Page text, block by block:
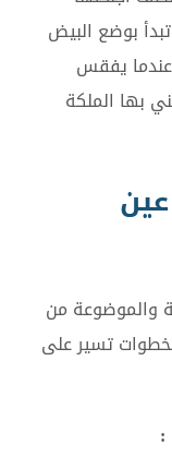
بوضع البيض
يفقس
بها الملكة
والموضوعة من
تسير على
: